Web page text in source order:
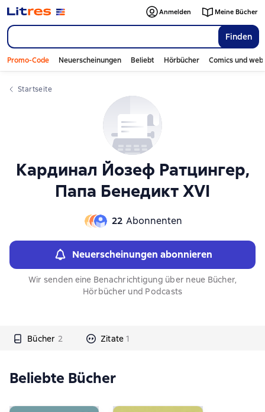
Finden
Anmelden Meine Bücher
Promo-Code Neuerscheinungen Beliebt Hörbücher Comics und
Startseite
Кардинал Йозеф Ратцингер,
Папа Бенедикт XVI
22 Abonnenten
Neuerscheinungen abonnieren
Wir senden eine Benachrichtigung über neue Bücher,
Hörbücher und Podcasts
Bücher 2 Zitate 1
Слайдер с книгами
Beliebte Bücher